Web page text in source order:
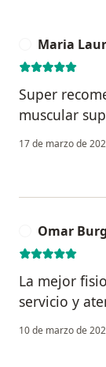
Maria
Super
muscular
17 de marzo de
Omar
La mejor
servicio y
10 de marzo de